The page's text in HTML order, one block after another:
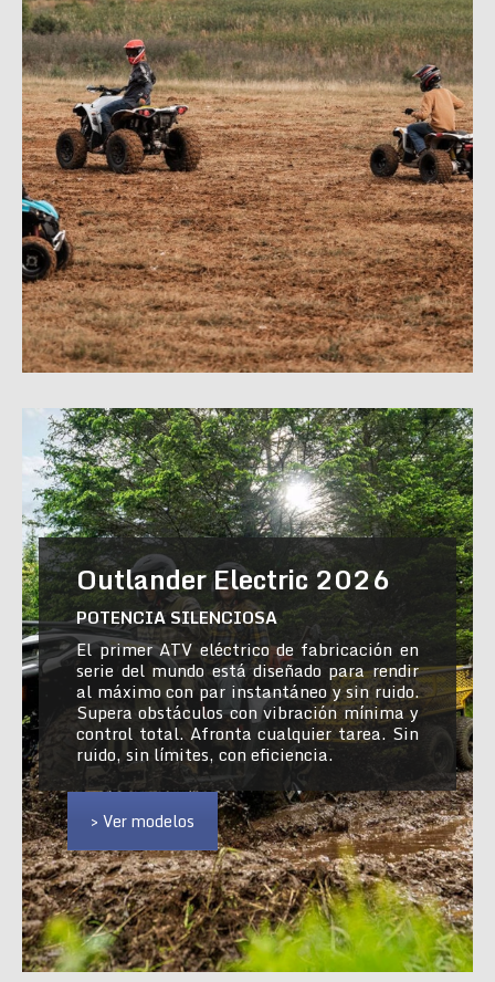
Outlander Electric 2026
POTENCIA SILENCIOSA
El primer ATV eléctrico de fabricación en
serie del mundo está diseñado para rendir
al máximo con par instantáneo y sin ruido.
Supera obstáculos con vibración mínima y
control total. Afronta cualquier tarea. Sin
ruido, sin límites, con eficiencia.
> Ver modelos